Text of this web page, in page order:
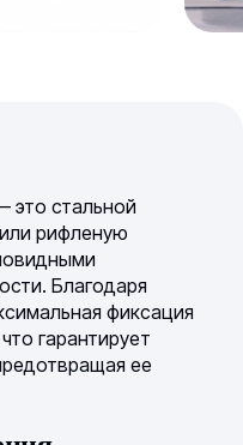
это стальной
рифленую
Благодаря
фиксация
гарантирует
ее